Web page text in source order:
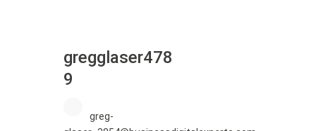
gregglaser478
9
greg-